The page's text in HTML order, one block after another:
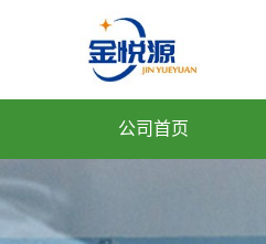
公司首页